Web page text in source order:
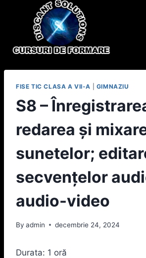
FISE TIC CLASA A VII-A GIMNAZIU
S8 –
redarea și
sunetelor;
secvențelor
audio-video
By admin decembrie 24, 2024
Durata: 1 oră